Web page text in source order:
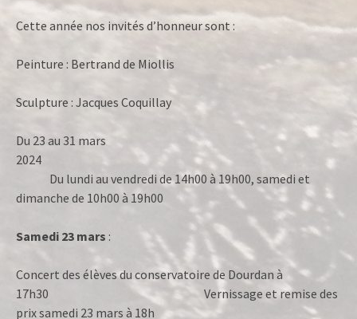
Cette année nos invités d’honneur sont :
Peinture : Bertrand de Miollis
Sculpture : Jacques Coquillay
Du 23 au 31 mars
2024
Du lundi au vendredi de 14h00 à 19h00, samedi et
dimanche de 10h00 à 19h00
Samedi 23 mars :
Concert des élèves du conservatoire de Dourdan à
17h30 Vernissage et remise des
prix samedi 23 mars à 18h